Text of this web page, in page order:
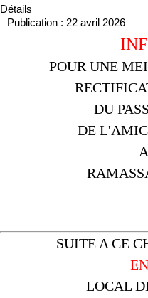
Détails
Publication : 22 avril 2026
POUR UNE
DU
DE
SUITE A CE
LOCAL